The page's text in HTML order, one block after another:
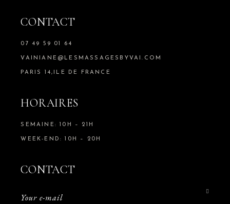
CONTACT
07 49 59 01 64
VAINIANE@LESMASSAGESBYVAI.COM
PARIS 14,ILE DE FRANCE
HORAIRES
SEMAINE: 10H – 21H
WEEK-END: 10H – 20H
CONTACT